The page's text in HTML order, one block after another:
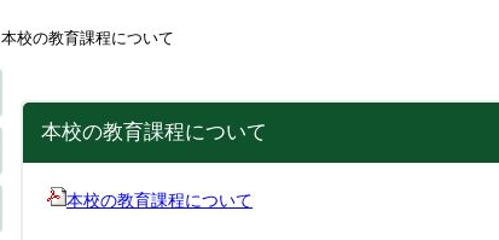
本校の教育課程について
本校の教育課程について
本校の教育課程について